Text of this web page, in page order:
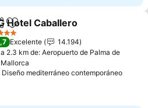
Añadir a favoritos
Hotel Caballero
Excelente
14.194
a 2.3 km de: Aeropuerto de Palma de
Mallorca
Diseño mediterráneo contemporáneo